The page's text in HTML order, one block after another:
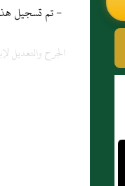
- تم تسجيل هذه
الجرح والتعديل